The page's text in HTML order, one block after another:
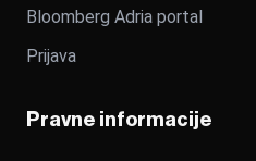
Bloomberg Adria portal
Prijava
Pravne informacije